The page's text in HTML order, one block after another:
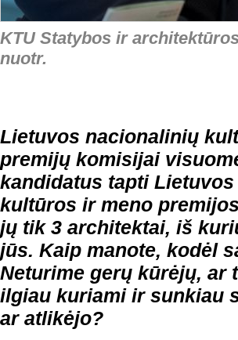
KTU Statybos ir
nuotr.
Lietuvos nacionalinių
premijų komisijai
kandidatus tapti
kultūros ir meno
jų tik 3 architektai, iš
jūs. Kaip manote, kodėl
Neturime gerų kūrėjų, ar
ilgiau kuriami ir sunkiau
ar atlikėjo?